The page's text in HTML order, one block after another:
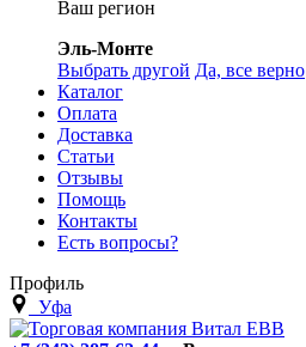
Ваш регион
Эль-Монте
Выбрать другой Да, все верно
Каталог
Оплата
Доставка
Статьи
Отзывы
Помощь
Контакты
Есть вопросы?
Профиль
Уфа